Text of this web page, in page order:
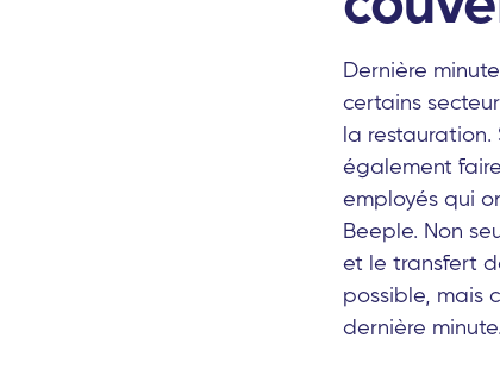
Dernière minute
certains
la
également
employés qui
Beeple. Non
et le transfert
possible, mais
dernière